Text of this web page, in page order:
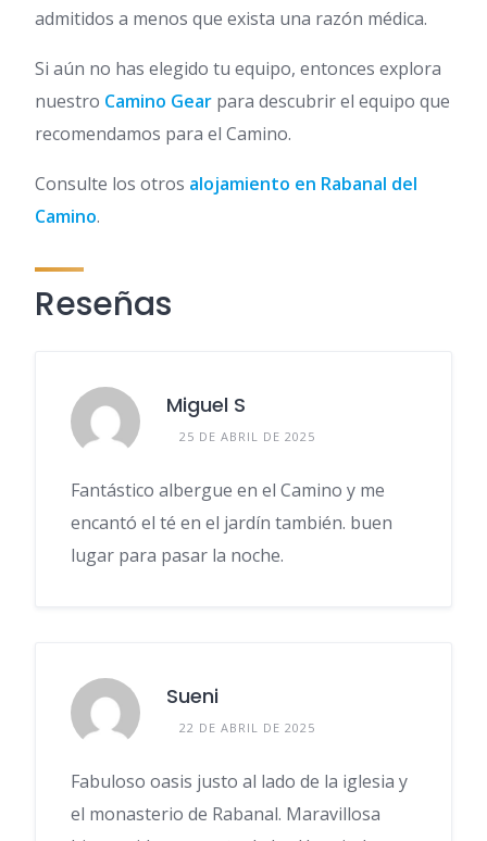
admitidos a menos que exista una razón médica.
Si aún no has elegido tu equipo, entonces explora
nuestro Camino Gear para descubrir el equipo que
recomendamos para el Camino.
Consulte los otros alojamiento en Rabanal del
Camino.
Reseñas
Miguel S
25 DE ABRIL DE 2025
Fantástico albergue en el Camino y me
encantó el té en el jardín también. buen
lugar para pasar la noche.
Sueni
22 DE ABRIL DE 2025
Fabuloso oasis justo al lado de la iglesia y
el monasterio de Rabanal. Maravillosa